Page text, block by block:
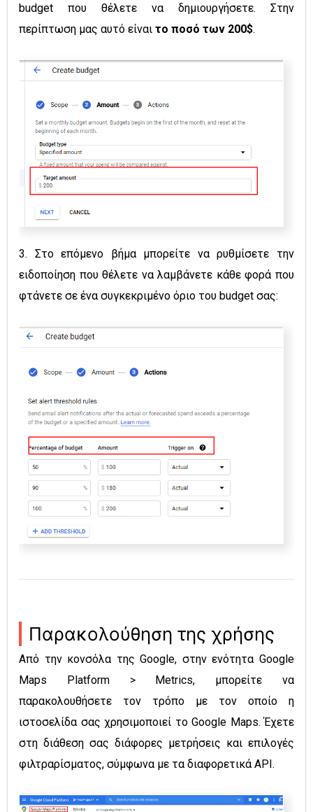
budget που θέλετε να δημιουργήσετε. Στην
περίπτωση μας αυτό είναι το ποσό των 200$.
3. Στο επόμενο βήμα μπορείτε να ρυθμίσετε την
ειδοποίηση που θέλετε να λαμβάνετε κάθε φορά που
φτάνετε σε ένα συγκεκριμένο όριο του budget σας:
Παρακολούθηση της χρήσης
Από την κονσόλα της Google, στην ενότητα Google
Maps Platform > Metrics, μπορείτε να
παρακολουθήσετε τον τρόπο με τον οποίο η
ιστοσελίδα σας χρησιμοποιεί το Google Maps. Έχετε
στη διάθεση σας διάφορες μετρήσεις και επιλογές
φιλτραρίσματος, σύμφωνα με τα διαφορετικά API.